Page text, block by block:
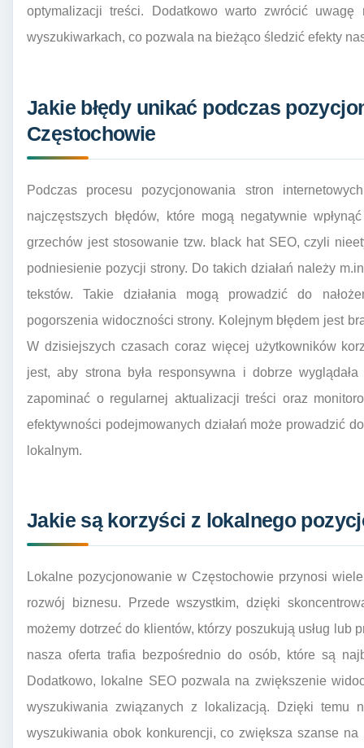
optymalizacji treści. Dodatkowo warto zwrócić
wyszukiwarkach, co pozwala na bieżąco śledzić efekty
Jakie błędy unikać podczas
Częstochowie
Podczas procesu pozycjonowania stron
najczęstszych błędów, które mogą negatywnie
grzechów jest stosowanie tzw. black hat SEO, czyli
podniesienie pozycji strony. Do takich działań należy
tekstów. Takie działania mogą prowadzić do
pogorszenia widoczności strony. Kolejnym błędem jest
W dzisiejszych czasach coraz więcej użytkowników
jest, aby strona była responsywna i dobrze
zapominać o regularnej aktualizacji treści oraz
efektywności podejmowanych działań może prowadzić
lokalnym.
Jakie są korzyści z lokalnego
Lokalne pozycjonowanie w Częstochowie przynosi
rozwój biznesu. Przede wszystkim, dzięki
możemy dotrzeć do klientów, którzy poszukują usług lub
nasza oferta trafia bezpośrednio do osób, które są
Dodatkowo, lokalne SEO pozwala na zwiększenie
wyszukiwania związanych z lokalizacją. Dzięki temu
wyszukiwania obok konkurencji, co zwiększa szanse